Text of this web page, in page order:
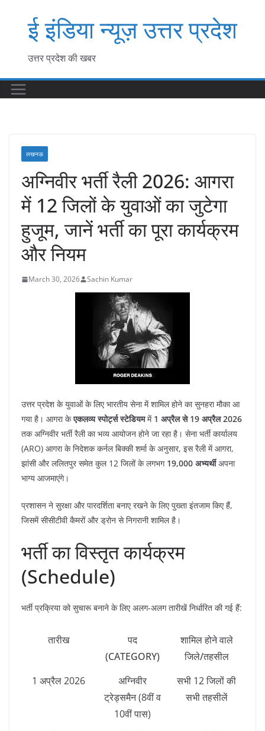
contentई इंडिया न्यूज़ उत्तर प्रदेश
उत्तर प्रदेश की खबर
लखनऊ
अग्निवीर भर्ती रैली 2026: आगरा
में 12 जिलों के युवाओं का जुटेगा
हुजूम, जानें भर्ती का पूरा कार्यक्रम
और नियम
March 30, 2026 Sachin Kumar
​उत्तर प्रदेश के युवाओं के लिए भारतीय सेना में शामिल होने का सुनहरा मौका आ
गया है। आगरा केएकलव्य स्पोर्ट्स स्टेडियममें 1 अप्रैल से 19 अप्रैल 2026
तक अग्निवीर भर्ती रैली का भव्य आयोजन होने जा रहा है। सेना भर्ती कार्यालय
(ARO) आगरा के निदेशक कर्नल बिक्की शर्मा के अनुसार, इस रैली में आगरा,
झांसी और ललितपुर समेत कुल 12 जिलों के लगभग 19,000 अभ्यर्थीअपना
भाग्य आजमाएंगे।
​प्रशासन ने सुरक्षा और पारदर्शिता बनाए रखने के लिए पुख्ता इंतजाम किए हैं,
जिसमें सीसीटीवी कैमरों और ड्रोन से निगरानी शामिल है।
​भर्ती का विस्तृत कार्यक्रम
(Schedule)
​भर्ती प्रक्रिया को सुचारू बनाने के लिए अलग-अलग तारीखें निर्धारित की गई हैं:
तारीख
पद
(CATEGORY)
शामिल होने वाले
जिले/तहसील
1 अप्रैल 2026
अग्निवीर
ट्रेड्समैन (8वीं व
10वीं पास)
सभी 12 जिलों की
सभी तहसीलें